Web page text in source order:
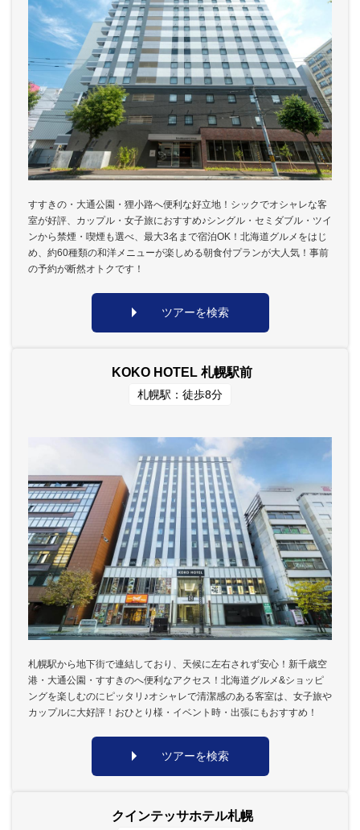
すすきの・大通公園・狸小路へ便利な好立地！シックでオシャレな客
室が好評、カップル・女子旅におすすめ♪シングル・セミダブル・ツイ
ンから禁煙・喫煙も選べ、最大3名まで宿泊OK！北海道グルメをはじ
め、約60種類の和洋メニューが楽しめる朝食付プランが大人気！事前
の予約が断然オトクです！
ツアーを検索
KOKO HOTEL 札幌駅前
札幌駅：徒歩8分
札幌駅から地下街で連結しており、天候に左右されず安心！新千歳空
港・大通公園・すすきのへ便利なアクセス！北海道グルメ&ショッピ
ングを楽しむのにピッタリ♪オシャレで清潔感のある客室は、女子旅や
カップルに大好評！おひとり様・イベント時・出張にもおすすめ！
ツアーを検索
クインテッサホテル札幌